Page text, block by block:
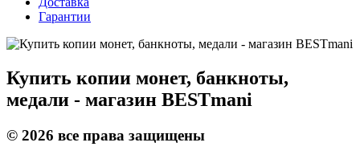
Гарантии
Купить копии монет, банкноты,
медали - магазин BESTmani
© 2026 все права защищены